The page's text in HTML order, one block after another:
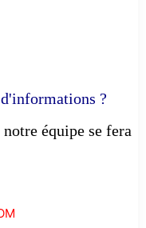
?
équipe se fera